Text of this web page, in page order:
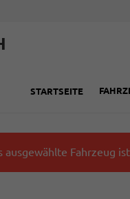
STARTSEITE
ausgewählte Fahrzeug